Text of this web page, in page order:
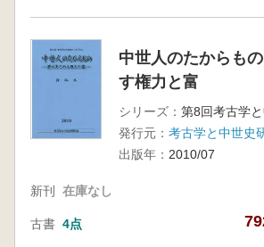
中世人のたからも
す権力と富
シリーズ：
発行元： 考古学と中世史
出版年： 2010/07
新刊 在庫なし
古書 4点